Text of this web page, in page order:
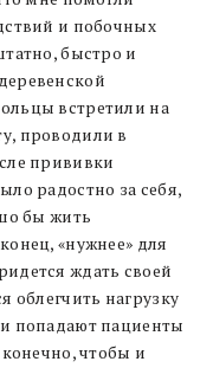
и побочных
быстро и
встретили на
проводили в
прививки
радостно за себя,
бы жить
«нужнее» для
ждать своей
облегчить нагрузку
попадают пациенты
чтобы и